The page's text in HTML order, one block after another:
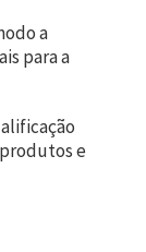
a
para a
e